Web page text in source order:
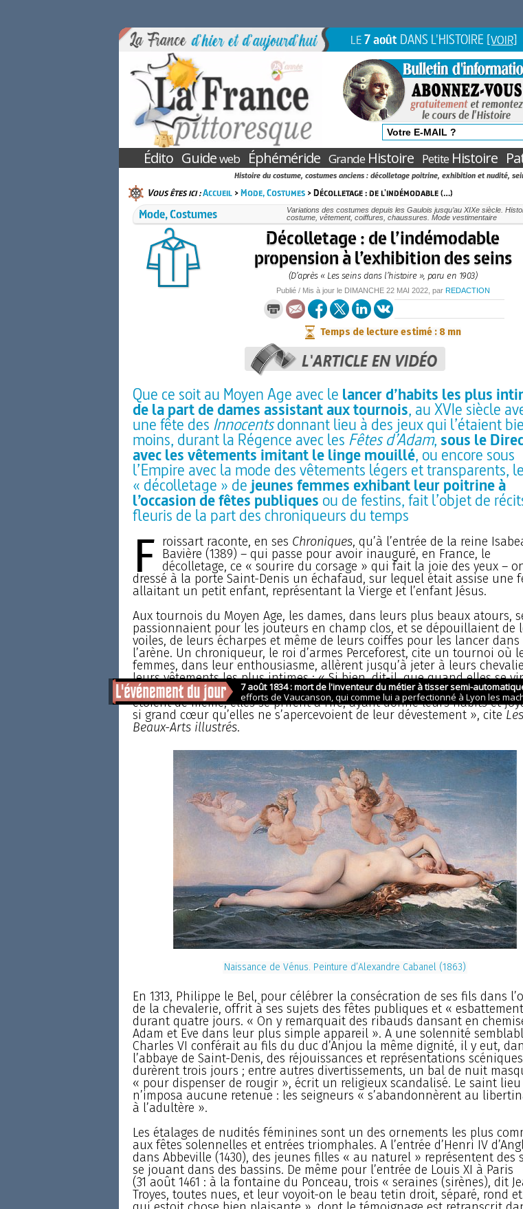
LE7 août DANS L'HISTOIRE [VOIR]
Édito Guideweb Éphéméride GrandeHistoire PetiteHistoire
Histoire du costume, costumes anciens : décolletage poitrine, exhibition et nudité,
Vous êtes ici :Accueil>Mode, Costumes> Décolletage : de l'indémodable (…)
Mode, Costumes
Variations des costumes depuis les Gaulois jusqu’au XIXe siècle.
costume, vêtement, coiffures, chaussures. Mode vestimentaire
Décolletage : de l’indémodable
propension à l’exhibition des seins
(D’après « Les seins dans l’histoire », paru en 1903)
Publié / Mis à jour le DIMANCHE 22 MAI 2022, par REDACTION
Temps de lecture estimé : 8 mn
Que ce soit au Moyen Age avec le lancer d’habits les plus
de la part de dames assistant aux tournois, au XVIe siècle
une fête des Innocentsdonnant lieu à des jeux qui l’étaient
moins, durant la Régence avec les Fêtes d’Adam,sous le
avec les vêtements imitant le linge mouillé, ou encore sous
l’Empire avec la mode des vêtements légers et transparents, le
« décolletage » de jeunes femmes exhibant leur poitrine à
l’occasion de fêtes publiques ou de festins, fait l’objet de
fleuris de la part des chroniqueurs du temps
F roissart raconte, en ses Chroniques, qu’à l’entrée de la reine
Bavière (1389) – qui passe pour avoir inauguré, en France, le
décolletage, ce « sourire du corsage » qui fait la joie des yeux –
dressé à la porte Saint-Denis un échafaud, sur lequel était assise une
allaitant un petit enfant, représentant la Vierge et l’enfant Jésus.
Aux tournois du Moyen Age, les dames, dans leurs plus beaux atours,
passionnaient pour les jouteurs en champ clos, et se dépouillaient de
voiles, de leurs écharpes et même de leurs coiffes pour les lancer dans
l’arène. Un chroniqueur, le roi d’armes Perceforest, cite un tournoi où
femmes, dans leur enthousiasme, allèrent jusqu’à jeter à leurs
leurs vêtements les plus intimes : « Si bien, dit-il, que quand elles se
telle point, elles furent toutes comme honteuses, mais, voyant que
étoient de même, elles se prirent à rire, ayant donné leurs habits et
si grand cœur qu’elles ne s’apercevoient de leur dévestement », cite Les
Beaux-Arts illustrés.
Naissance de Vénus. Peinture d’Alexandre Cabanel (1863)
En 1313, Philippe le Bel, pour célébrer la consécration de ses fils dans
de la chevalerie, offrit à ses sujets des fêtes publiques et «
durant quatre jours. « On y remarquait des ribauds dansant en
Adam et Eve dans leur plus simple appareil ». A une solennité
Charles VI conférait au fils du duc d’Anjou la même dignité, il y eut,
l’abbaye de Saint-Denis, des réjouissances et représentations
durèrent trois jours ; entre autres divertissements, un bal de nuit
« pour dispenser de rougir », écrit un religieux scandalisé. Le saint lieu
n’imposa aucune retenue : les seigneurs « s’abandonnèrent au
à l’adultère ».
Les étalages de nudités féminines sont un des ornements les plus
aux fêtes solennelles et entrées triomphales. A l’entrée d’Henri IV
dans Abbeville (1430), des jeunes filles « au naturel » représentent des
se jouant dans des bassins. De même pour l’entrée de Louis XI à Paris
(31 août 1461 : à la fontaine du Ponceau, trois « seraines (sirènes), dit
Troyes, toutes nues, et leur voyoit-on le beau tetin droit, séparé, rond